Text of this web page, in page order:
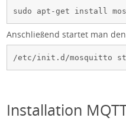
sudo apt-get install
Anschließend startet man
/etc/init.d/mosquitto
Installation